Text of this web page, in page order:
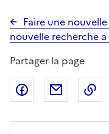
Faire une
nouvelle recherche
Partager la page
Partager sur